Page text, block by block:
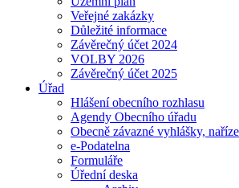
Veřejné zakázky
Důležité informace
Závěrečný účet 2024
VOLBY 2026
Závěrečný účet 2025
Úřad
Hlášení obecního rozhlasu
Agendy Obecního úřadu
Obecně závazné vyhlášky,
e-Podatelna
Formuláře
Úřední deska